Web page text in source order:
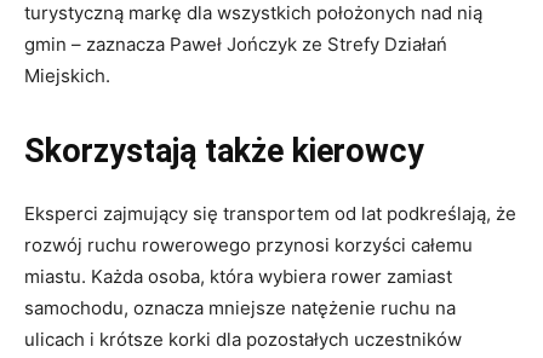
turystyczną markę dla wszystkich położonych nad nią
gmin – zaznacza Paweł Jończyk ze Strefy Działań
Miejskich.
Skorzystają także kierowcy
Eksperci zajmujący się transportem od lat podkreślają, że
rozwój ruchu rowerowego przynosi korzyści całemu
miastu. Każda osoba, która wybiera rower zamiast
samochodu, oznacza mniejsze natężenie ruchu na
ulicach i krótsze korki dla pozostałych uczestników